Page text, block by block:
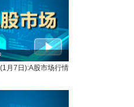
月7日):A股市场行情